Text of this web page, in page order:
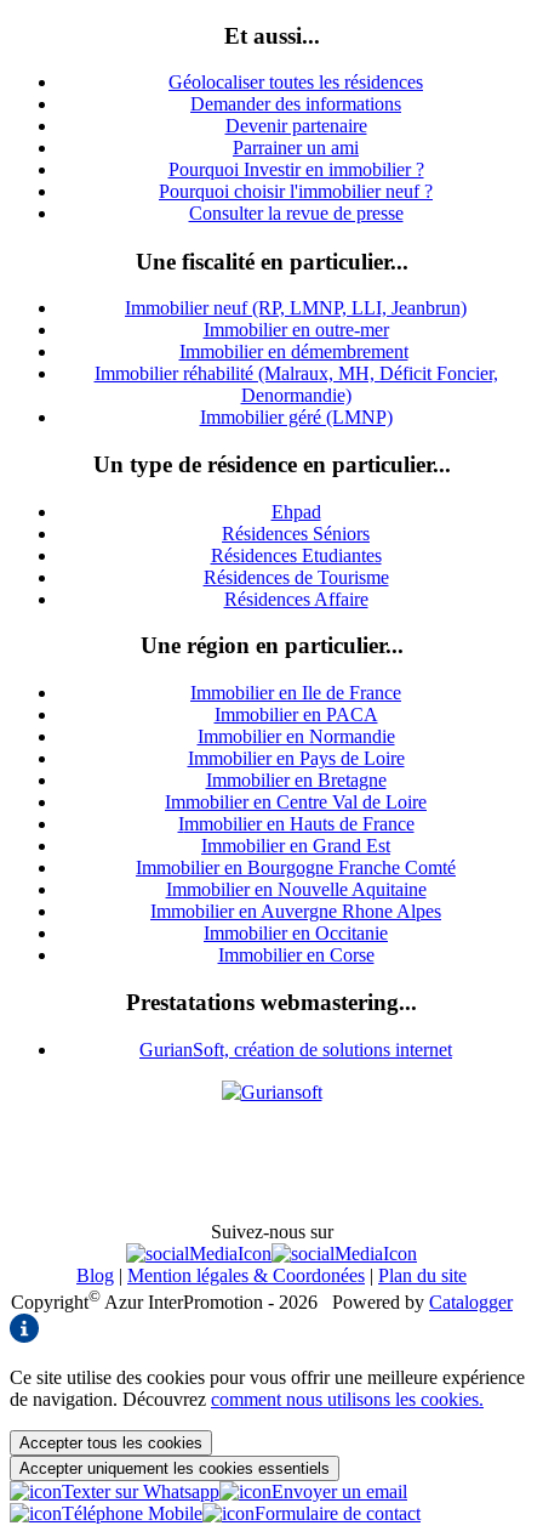
Et aussi...
Géolocaliser toutes les résidences
Demander des informations
Devenir partenaire
Parrainer un ami
Pourquoi Investir en immobilier ?
Pourquoi choisir l'immobilier neuf ?
Consulter la revue de presse
Une fiscalité en particulier...
Immobilier neuf (RP, LMNP, LLI, Jeanbrun)
Immobilier en outre-mer
Immobilier en démembrement
Immobilier réhabilité (Malraux, MH, Déficit Foncier,
Denormandie)
Immobilier géré (LMNP)
Un type de résidence en particulier...
Ehpad
Résidences Séniors
Résidences Etudiantes
Résidences de Tourisme
Résidences Affaire
Une région en particulier...
Immobilier en Ile de France
Immobilier en PACA
Immobilier en Normandie
Immobilier en Pays de Loire
Immobilier en Bretagne
Immobilier en Centre Val de Loire
Immobilier en Hauts de France
Immobilier en Grand Est
Immobilier en Bourgogne Franche Comté
Immobilier en Nouvelle Aquitaine
Immobilier en Auvergne Rhone Alpes
Immobilier en Occitanie
Immobilier en Corse
Prestatations webmastering...
GurianSoft, création de solutions internet
Suivez-nous sur
Blog | Mention légales & Coordonées | Plan du site
Copyright© Azur InterPromotion - 2026 Powered by Catalogger
Ce site utilise des cookies pour vous offrir une meilleure expérience
de navigation. Découvrez comment nous utilisons les cookies.
Accepter tous les cookies
Accepter uniquement les cookies essentiels